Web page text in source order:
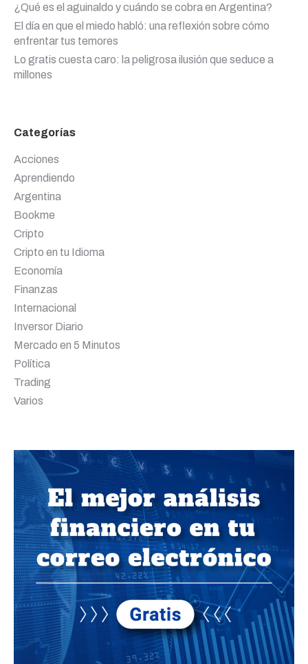
¿Qué es el aguinaldo y cuándo se cobra en Argentina?
El día en que el miedo habló: una reflexión sobre cómo
enfrentar tus temores
Lo gratis cuesta caro: la peligrosa ilusión que seduce a
millones
Categorías
Acciones
Aprendiendo
Argentina
Bookme
Cripto
Cripto en tu Idioma
Economía
Finanzas
Internacional
Inversor Diario
Mercado en 5 Minutos
Política
Trading
Varios